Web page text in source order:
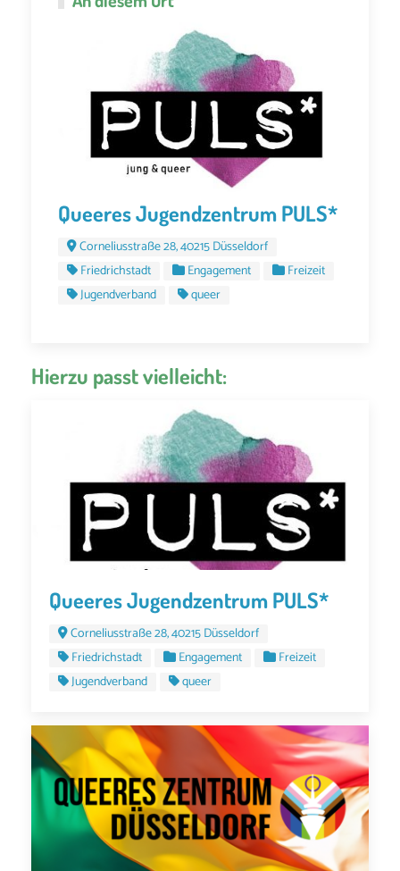
Queeres Jugendzentrum PULS*
Corneliusstraße 28, 40215 Düsseldorf
Friedrichstadt
Engagement
Freizeit
Jugendverband
queer
Hierzu passt vielleicht:
Queeres Jugendzentrum PULS*
Corneliusstraße 28, 40215 Düsseldorf
Friedrichstadt
Engagement
Freizeit
Jugendverband
queer